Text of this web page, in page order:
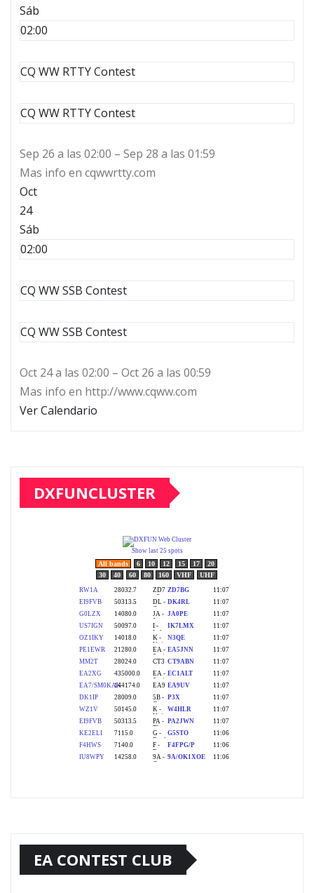
Sáb
02:00
CQ WW RTTY Contest
CQ WW RTTY Contest
Sep 26 a las 02:00 – Sep 28 a las 01:59
Mas info en cqwwrtty.com
Oct
24
Sáb
02:00
CQ WW SSB Contest
CQ WW SSB Contest
Oct 24 a las 02:00 – Oct 26 a las 00:59
Mas info en http://www.cqww.com
Ver Calendario
DXFUNCLUSTER
EA CONTEST CLUB